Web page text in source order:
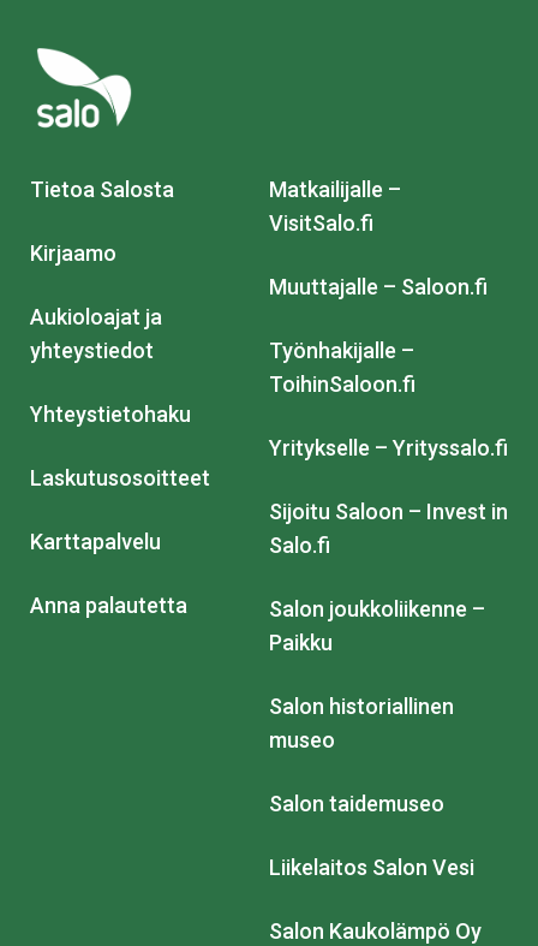
Tietoa Salosta
Kirjaamo
Aukioloajat ja
yhteystiedot
Yhteystietohaku
Laskutusosoitteet
Karttapalvelu
Anna palautetta
Matkailijalle –
VisitSalo.fi
Muuttajalle – Saloon.fi
Työnhakijalle –
ToihinSaloon.fi
Yritykselle – Yrityssalo.fi
Sijoitu Saloon – Invest in
Salo.fi
Salon joukkoliikenne –
Paikku
Salon historiallinen
museo
Salon taidemuseo
Liikelaitos Salon Vesi
Salon Kaukolämpö Oy